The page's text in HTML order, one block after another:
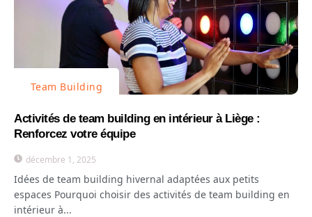
Team Building
Activités de team building en intérieur à Liège :
Renforcez votre équipe
décembre 1, 2025
Idées de team building hivernal adaptées aux petits
espaces Pourquoi choisir des activités de team building en
intérieur à...